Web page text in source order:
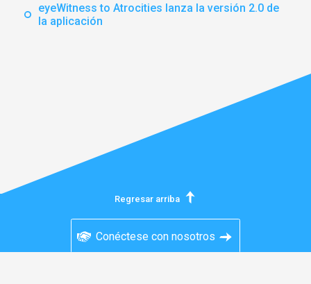
eyeWitness to Atrocities lanza la versión 2.0 de
la aplicación
Regresar arriba
Conéctese con nosotros